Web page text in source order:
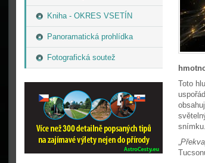
Kniha - OKRES VSETÍN
Panoramatická prohlídka
Fotografická soutež
Toto
snímku.
„